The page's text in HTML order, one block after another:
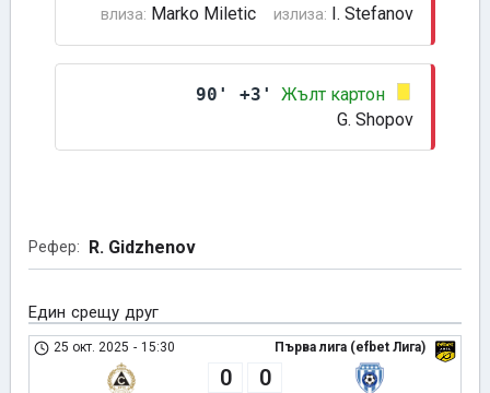
влиза: Marko Miletic излиза: I. Stefanov
90' +3'
Жълт картон
G. Shopov
Рефер: R. Gidzhenov
Един срещу друг
Първа лига (efbet Лига)
25 окт. 2025 - 15:30
0 0